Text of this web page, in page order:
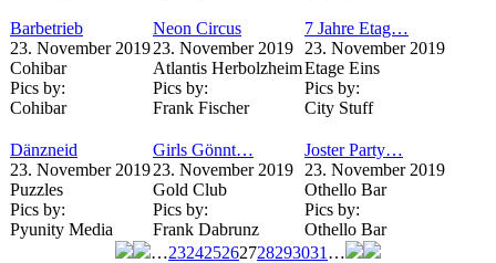
Barbetrieb
23. November 2019
Cohibar
Pics by:
Cohibar
Neon Circus
23. November 2019
Atlantis Herbolzheim
Pics by:
Frank Fischer
7 Jahre Etag…
23. November 2019
Etage Eins
Pics by:
City Stuff
Dänzneid
23. November 2019
Puzzles
Pics by:
Pyunity Media
Girls Gönnt…
23. November 2019
Gold Club
Pics by:
Frank Dabrunz
Joster Party…
23. November 2019
Othello Bar
Pics by:
Othello Bar
…232425262728293031 …